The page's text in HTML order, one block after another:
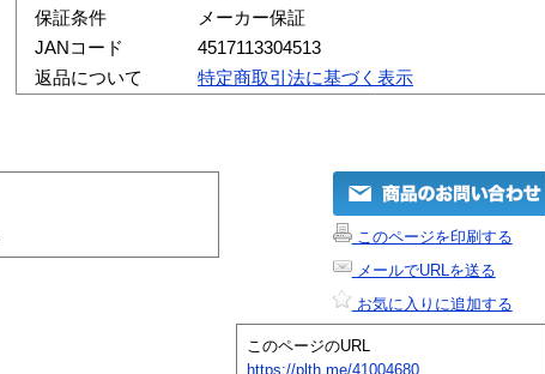
保証条件
メーカー保証
JANコード
4517113304513
返品について
特定商取引法に基づく表示
このページを印刷する
メールでURLを送る
お気に入りに追加する
このページのURL
https://plth.me/41004680